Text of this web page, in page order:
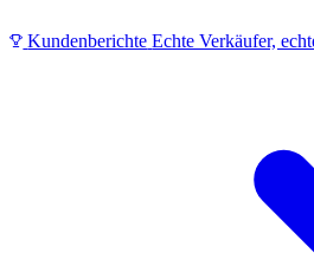
Kundenberichte Echte Verkäufer,